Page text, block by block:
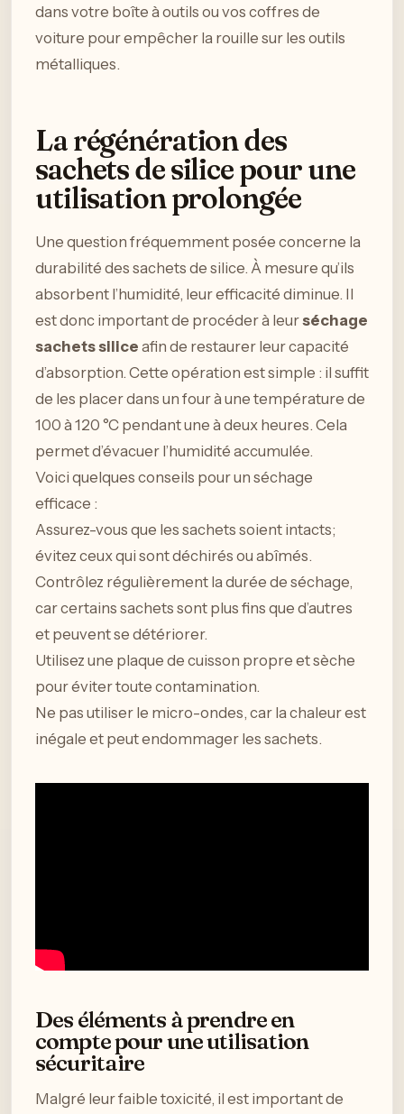
dans votre boîte à outils ou vos coffres de
voiture pour empêcher la rouille sur les outils
métalliques.
La régénération des
sachets de silice pour une
utilisation prolongée
Une question fréquemment posée concerne la
durabilité des sachets de silice. À mesure qu’ils
absorbent l’humidité, leur efficacité diminue. Il
est donc important de procéder à leurséchage
sachets silice afin de restaurer leur capacité
d’absorption. Cette opération est simple : il suffit
de les placer dans un four à une température de
100 à 120 °C pendant une à deux heures. Cela
permet d’évacuer l’humidité accumulée.
Voici quelques conseils pour un séchage
efficace :
Assurez-vous que les sachets soient intacts;
évitez ceux qui sont déchirés ou abîmés.
Contrôlez régulièrement la durée de séchage,
car certains sachets sont plus fins que d’autres
et peuvent se détériorer.
Utilisez une plaque de cuisson propre et sèche
pour éviter toute contamination.
Ne pas utiliser le micro-ondes, car la chaleur est
inégale et peut endommager les sachets.
Des éléments à prendre en
compte pour une utilisation
sécuritaire
Malgré leur faible toxicité, il est important de